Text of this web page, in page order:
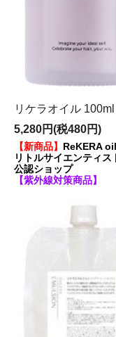
当店は、メーカー
り、知識と技術を
■海外のお客様向け
リケラオイル 100ml
5,280円(税480円)
【新商品】
ReKERA oil
リトルサイエンティス
公認ショップ
【紫外線対策商品】